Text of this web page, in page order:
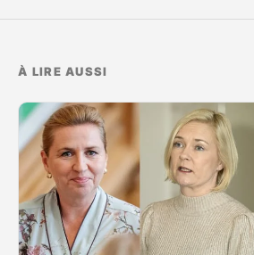
À LIRE AUSSI